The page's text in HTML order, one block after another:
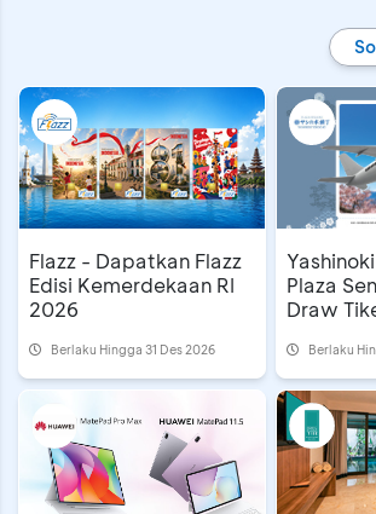
Flazz - Dapatkan Flazz
Edisi Kemerdekaan RI
2026
Berlaku Hingga 31 Des 2026
Plaza
Draw
Berlaku